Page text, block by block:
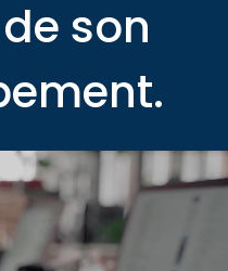
son